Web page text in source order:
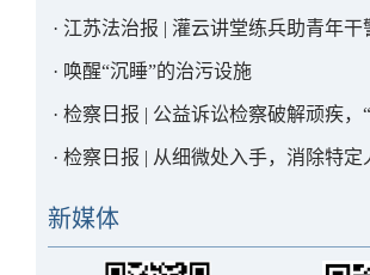
· 江苏法治报 | 灌云讲堂练兵助青年干
· 唤醒“沉睡”的治污设施
· 检察日报 | 公益诉讼检察破解顽疾，
宜居
· 检察日报 | 从细微处入手，消除特定
新媒体